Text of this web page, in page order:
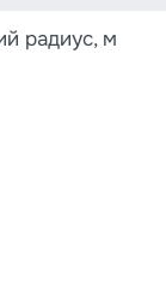
радиус, м